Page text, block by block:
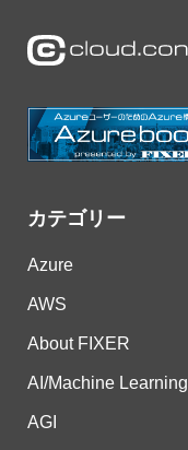
カテゴリー
Azure
AWS
About FIXER
AI/Machine Learning
AGI